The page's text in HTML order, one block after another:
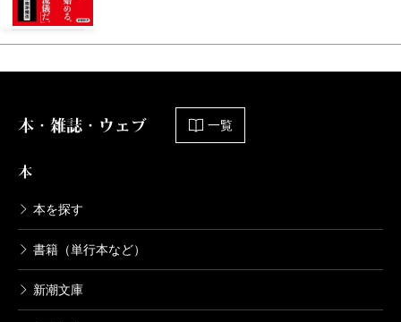
本・雑誌・ウェブ 一覧
本
本を探す
書籍（単行本など）
新潮文庫